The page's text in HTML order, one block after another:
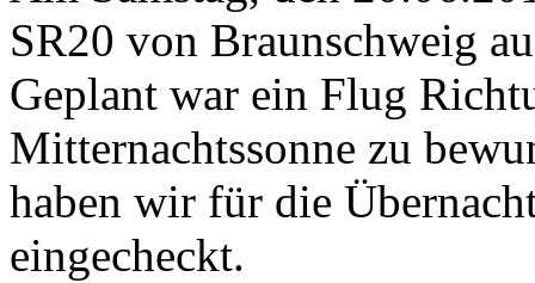
SR20 von Braunschweig
Geplant war ein Flug
Mitternachtssonne zu
haben wir für die
eingecheckt.